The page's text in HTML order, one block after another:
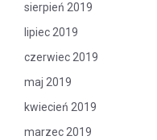
sierpień 2019
lipiec 2019
czerwiec 2019
maj 2019
kwiecień 2019
marzec 2019